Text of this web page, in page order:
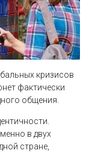
кризисов
фактически
общения.
в двух
стране,